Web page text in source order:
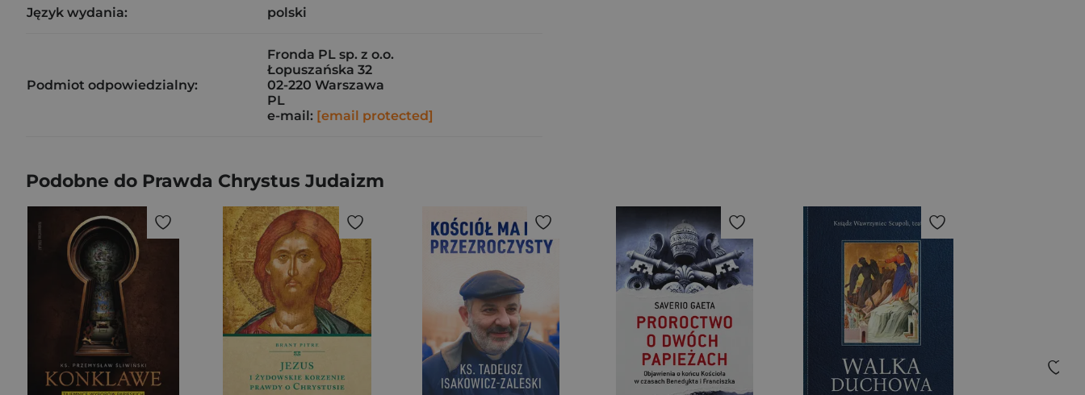
Język wydania: polski
Podmiot odpowiedzialny:
Fronda PL sp. z o.o.
Łopuszańska 32
02-220 Warszawa
PL
e-mail: [email protected]
Podobne do Prawda Chrystus Judaizm